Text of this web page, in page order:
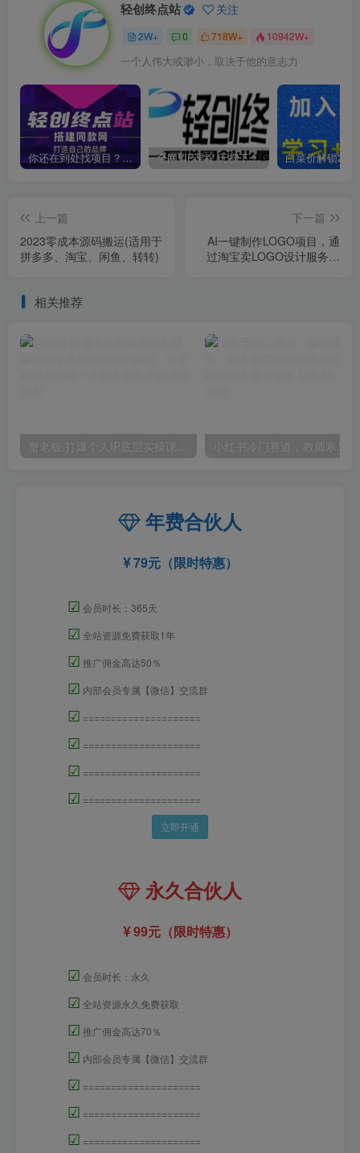
轻创终点站 关注
2W+ 0 718W+ 10942W+
一个人伟大或渺小，取决于他的意志力
你还在到处找项目？还在当韭菜？我靠卖项目一个月收入5万+，曾经我也是个失败者。 全网VIP课程 无损下载~
上一篇
2023零成本源码搬运(适用于
拼多多、淘宝、闲鱼、转转)
下一篇
AI一键制作LOGO项目，通
过淘宝卖LOGO设计服务变
相关推荐
蟹老板·打爆个人IP底层实操课，教你成熟专业的打造IP技能，全方位带你做成一个能商业化IP
年费合伙人
79元（限时特惠）
☑ 会员时长：365天
☑ 全站资源免费获取1年
☑ 推广佣金高达50％
☑ 内部会员专属【微信】交流群
☑ =====================
☑ =====================
☑ =====================
☑ =====================
立即开通
永久合伙人
99元（限时特惠）
☑ 会员时长：永久
☑ 全站资源永久免费获取
☑ 推广佣金高达70％
☑ 内部会员专属【微信】交流群
☑ =====================
☑ =====================
☑ =====================